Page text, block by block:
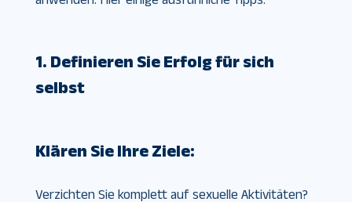
1. Definieren Sie Erfolg für sich
selbst
Klären Sie Ihre Ziele:
Verzichten Sie komplett auf sexuelle Aktivitäten?